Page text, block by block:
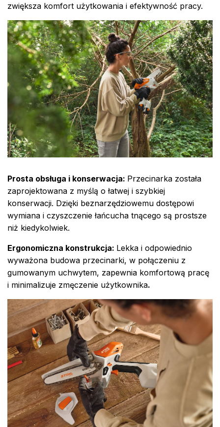
zwiększa komfort użytkowania i efektywność pracy.
Prosta obsługa i konserwacja: Przecinarka została
zaprojektowana z myślą o łatwej i szybkiej
konserwacji. Dzięki beznarzędziowemu dostępowi
wymiana i czyszczenie łańcucha tnącego są prostsze
niż kiedykolwiek.
Ergonomiczna konstrukcja: Lekka i odpowiednio
wyważona budowa przecinarki, w połączeniu z
gumowanym uchwytem, zapewnia komfortową pracę
i minimalizuje zmęczenie użytkownika.